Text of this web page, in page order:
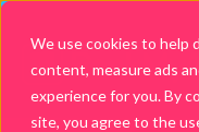
We use cookies to help
content, measure ads
experience for you. By
site, you agree to the